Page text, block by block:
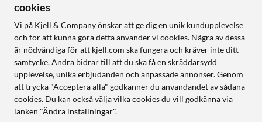
Följ oss
Handla från:
Sverige
Norge
cookies
Vi på Kjell & Company önskar att ge dig en unik kundupplevelse
och för att kunna göra detta använder vi cookies. Några av dessa
är nödvändiga för att kjell.com ska fungera och kräver inte ditt
samtycke. Andra bidrar till att du ska få en skräddarsydd
upplevelse, unika erbjudanden och anpassade annonser. Genom
att trycka "Acceptera alla" godkänner du användandet av sådana
cookies. Du kan också välja vilka cookies du vill godkänna via
länken "Ändra inställningar".